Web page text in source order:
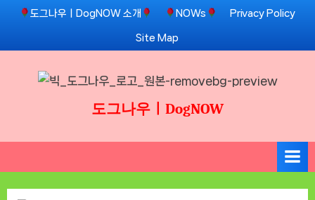
Skip
content
도그나우ㅣDogNOW 소개 NOWs Privacy Policy
Site Map
도그나우ㅣDogNOW